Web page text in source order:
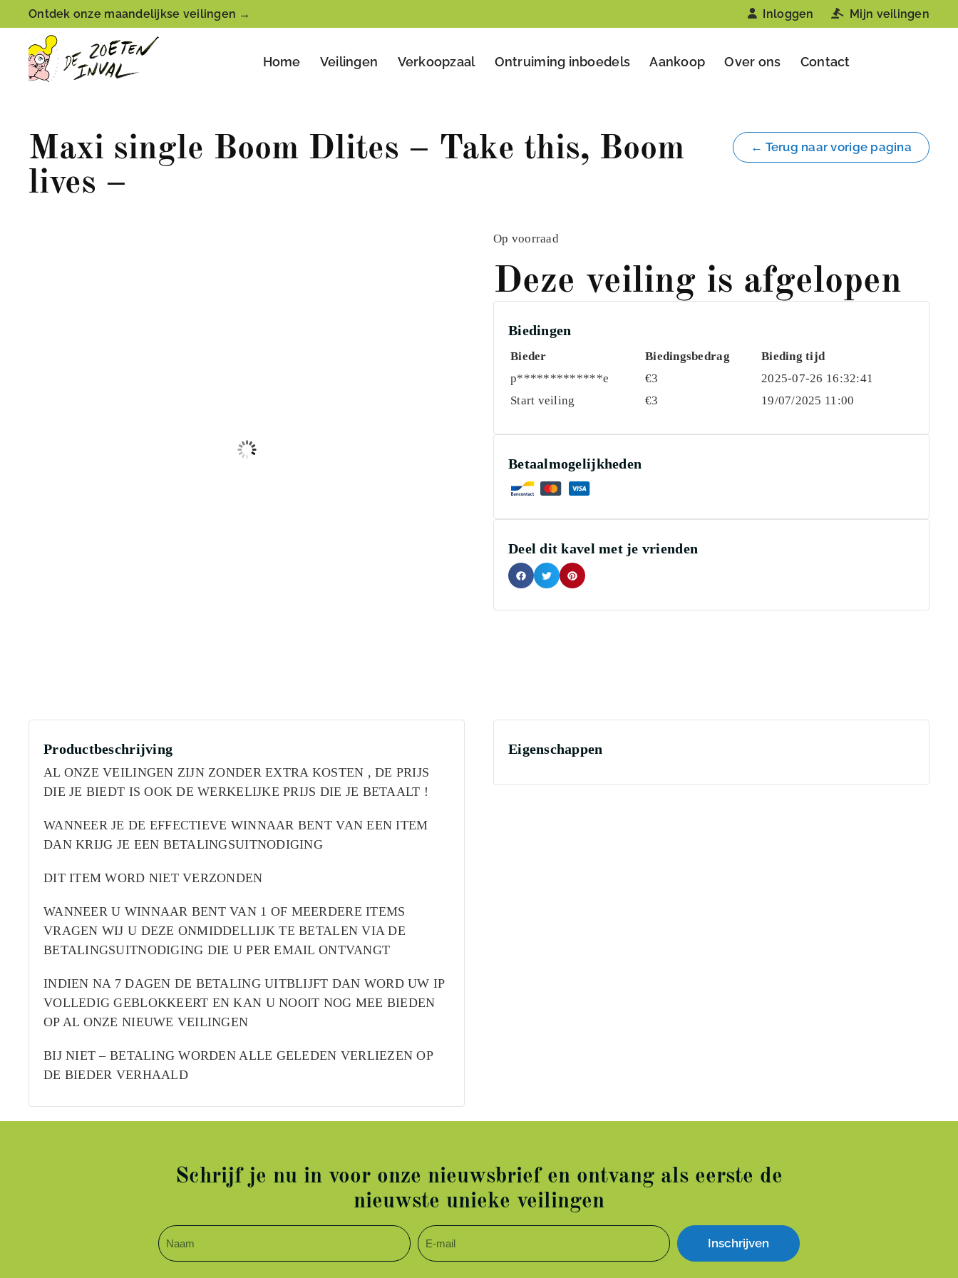
Ontdek onze maandelijkse veilingen → Inloggen Mijn veilingen
Home Veilingen Verkoopzaal Ontruiming inboedels Aankoop Over ons Contact
Maxi single Boom Dlites – Take this, Boom
lives –
← Terug naar vorige pagina
Op voorraad
Deze veiling is afgelopen
Biedingen
Bieder Biedingsbedrag
Bieding tijd
p*************e
€3
2025-07-26 16:32:41
Start veiling
€3 19/07/2025 11:00
Betaalmogelijkheden
Deel dit kavel met je vrienden
Productbeschrijving
AL ONZE VEILINGEN ZIJN ZONDER EXTRA KOSTEN , DE PRIJS
DIE JE BIEDT IS OOK DE WERKELIJKE PRIJS DIE JE BETAALT !
WANNEER JE DE EFFECTIEVE WINNAAR BENT VAN EEN ITEM
DAN KRIJG JE EEN BETALINGSUITNODIGING
DIT ITEM WORD NIET VERZONDEN
WANNEER U WINNAAR BENT VAN 1 OF MEERDERE ITEMS
VRAGEN WIJ U DEZE ONMIDDELLIJK TE BETALEN VIA DE
BETALINGSUITNODIGING DIE U PER EMAIL ONTVANGT
INDIEN NA 7 DAGEN DE BETALING UITBLIJFT DAN WORD UW IP
VOLLEDIG GEBLOKKEERT EN KAN U NOOIT NOG MEE BIEDEN
OP AL ONZE NIEUWE VEILINGEN
BIJ NIET – BETALING WORDEN ALLE GELEDEN VERLIEZEN OP
DE BIEDER VERHAALD
Eigenschappen
Schrijf je nu in voor onze nieuwsbrief en ontvang als eerste de
nieuwste unieke veilingen
Inschrijven